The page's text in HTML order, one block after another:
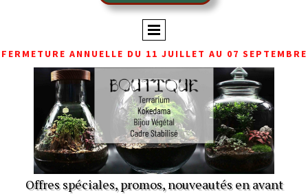
FERMETURE ANNUELLE DU 11 JUILLET AU 07 SEPTEMBRE
Offres spéciales, promos, nouveautés en avant